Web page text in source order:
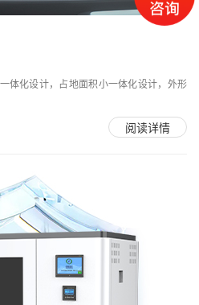
体化设计，占地面积小一体化设计，外形
阅读详情